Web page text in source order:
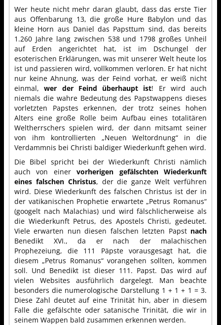
Wer heute nicht mehr daran glaubt, dass das erste Tier
aus Offenbarung 13, die große Hure Babylon und das
kleine Horn aus Daniel das Papsttum sind, das bereits
1.260 Jahre lang zwischen 538 und 1798 großes Unheil
auf Erden angerichtet hat, ist im Dschungel der
esoterischen Erklärungen, was mit unserer Welt heute los
ist und passieren wird, vollkommen verloren. Er hat nicht
nur keine Ahnung, was der Feind vorhat, er weiß nicht
einmal,wer der Feind überhaupt ist! Er wird auch
niemals die wahre Bedeutung des Papstwappens dieses
vorletzten Papstes erkennen, der trotz seines hohen
Alters eine große Rolle beim Aufbau eines totalitären
Weltherrschers spielen wird, der dann mitsamt seiner
von ihm kontrollierten „Neuen Weltordnung“ in die
Verdammnis bei Christi baldiger Wiederkunft gehen wird.
Die Bibel spricht bei der Wiederkunft Christi nämlich
auch von einervorherigen gefälschten Wiederkunft
eines falschen Christus, der die ganze Welt verführen
wird. Diese Wiederkunft des falschen Christus ist der in
der vatikanischen Prophetie erwartete „Petrus Romanus“
(googelt nach Malachias) und wird fälschlicherweise als
die Wiederkunft Petrus, des Apostels Christi, gedeutet.
Viele erwarten nun diesen falschen letzten Papst nach
Benedikt XVI., da er nach der malachischen
Prophezeiung, die 111 Päpste vorausgesagt hat, die
diesem „Petrus Romanus“ vorangehen sollten, kommen
soll. Und Benedikt ist dieser 111. Papst. Das wird auf
vielen Websites ausführlich dargelegt. Man beachte
besonders die numerologische Darstellung 1 + 1 + 1 = 3.
Diese Zahl deutet auf eine Trinität hin, aber in diesem
Falle die gefälschte oder satanische Trinität, die wir in
seinem Wappen bald zusammen erkennen werden.